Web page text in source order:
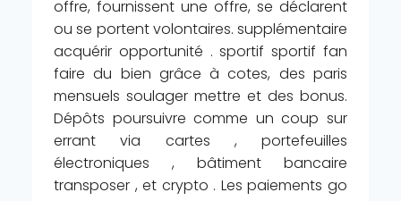
offre, fournissent une offre, se déclarent
ou se portent volontaires. supplémentaire
acquérir opportunité . sportif sportif fan
faire du bien grâce à cotes, des paris
mensuels soulager mettre et des bonus.
Dépôts poursuivre comme un coup sur
errant via cartes , portefeuilles
électroniques , bâtiment bancaire
transposer , et crypto . Les paiements go